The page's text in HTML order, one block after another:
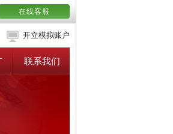
在线客服
开立模拟账户
联系我们